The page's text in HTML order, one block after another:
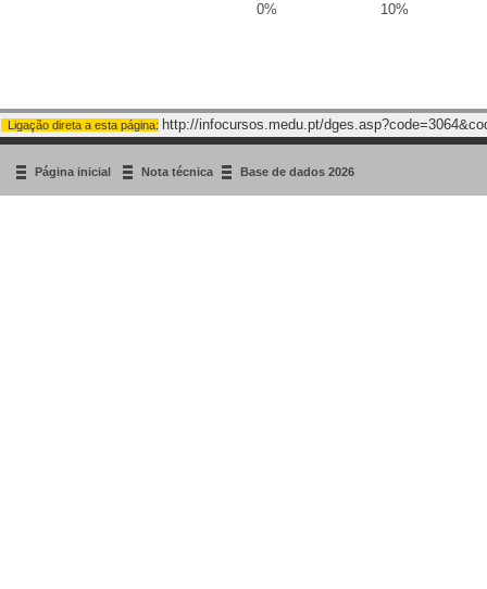
0% 10%
Ligação direta a esta página: http://infocursos.medu.pt/
Página inicial Nota técnica Base de dados 2026